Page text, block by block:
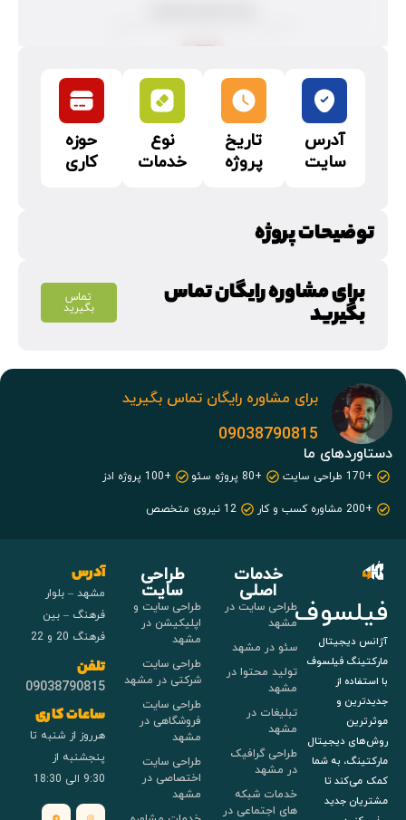
آدرس
سایت
تاریخ
پروژه
نوع
خدمات
حوزه
کاری
توضیحات پروژه
برای مشاوره رایگان تماس
بگیرید
تماس
بگیرید
برای مشاوره رایگان تماس بگیرید
09038790815
دستاوردهای ما
+170 طراحی سایت +80 پروژه سئو
+100 پروژه ادز
+200 مشاوره کسب و کار
12 نیروی متخصص
فیلسوف
آژانس دیجیتال
مارکتینگ فیلسوف
با استفاده از
جدیدترین و
موثرترین
روش‌های دیجیتال
مارکتینگ، به شما
کمک می‌کند تا
مشتریان جدید
خدمات
اصلی
طراحی سایت در
مشهد
سئو در مشهد
تولید محتوا در
مشهد
تبلیغات در
مشهد
طراحی گرافیک
در مشهد
خدمات شبکه
های اجتماعی در
طراحی
سایت
طراحی سایت و
اپلیکیشن در
مشهد
طراحی سایت
شرکتی در مشهد
طراحی سایت
فروشگاهی در
مشهد
طراحی سایت
اختصاصی در
مشهد
آدرس
مشهد – بلوار
فرهنگ – بین
فرهنگ 20 و 22
تلفن
09038790815
ساعات کاری
هرروز از شنبه تا
پنجشنبه از
9:30 الی 18:30